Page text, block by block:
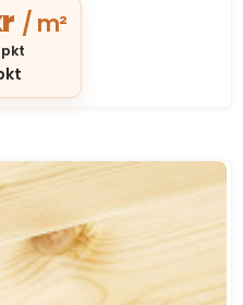
/ m²